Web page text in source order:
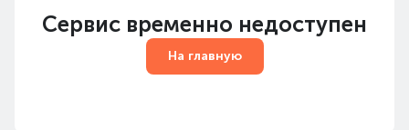
Сервис временно недоступен
На главную